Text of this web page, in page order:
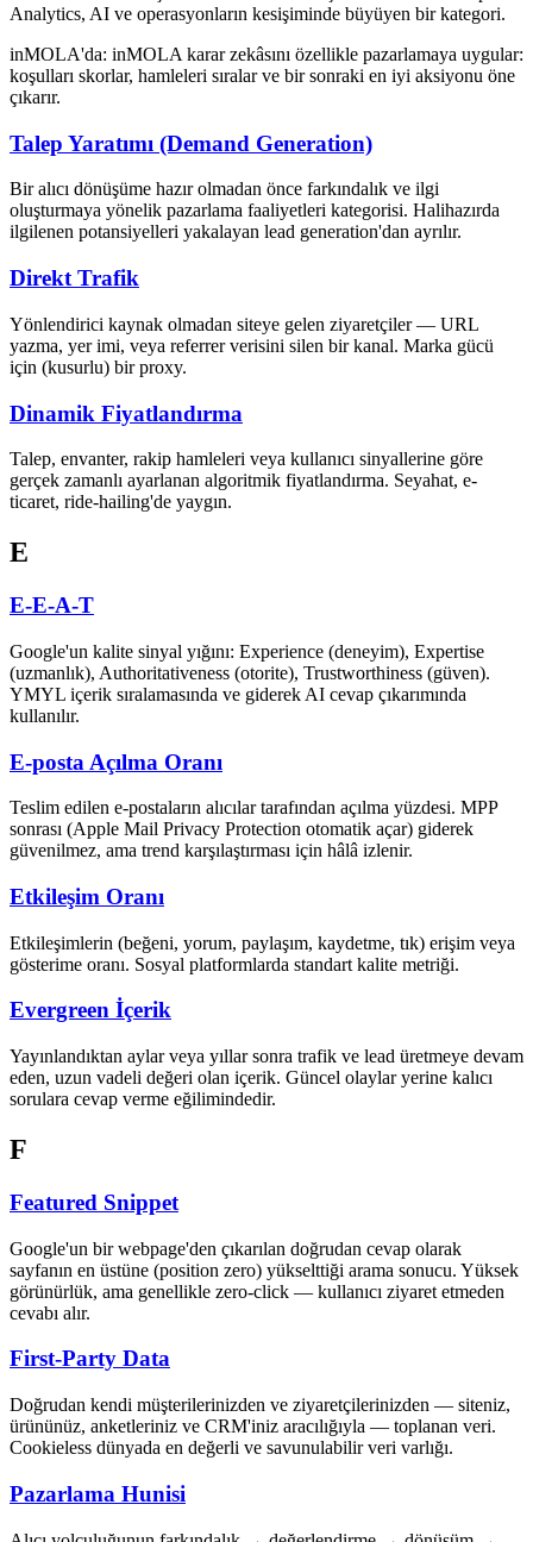
Analytics, AI ve operasyonların kesişiminde büyüyen bir kategori.
inMOLA'da: inMOLA karar zekâsını özellikle pazarlamaya uygular:
koşulları skorlar, hamleleri sıralar ve bir sonraki en iyi aksiyonu öne
çıkarır.
Talep Yaratımı (Demand Generation)
Bir alıcı dönüşüme hazır olmadan önce farkındalık ve ilgi
oluşturmaya yönelik pazarlama faaliyetleri kategorisi. Halihazırda
ilgilenen potansiyelleri yakalayan lead generation'dan ayrılır.
Direkt Trafik
Yönlendirici kaynak olmadan siteye gelen ziyaretçiler — URL
yazma, yer imi, veya referrer verisini silen bir kanal. Marka gücü
için (kusurlu) bir proxy.
Dinamik Fiyatlandırma
Talep, envanter, rakip hamleleri veya kullanıcı sinyallerine göre
gerçek zamanlı ayarlanan algoritmik fiyatlandırma. Seyahat, e-
ticaret, ride-hailing'de yaygın.
E
E-E-A-T
Google'un kalite sinyal yığını: Experience (deneyim), Expertise
(uzmanlık), Authoritativeness (otorite), Trustworthiness (güven).
YMYL içerik sıralamasında ve giderek AI cevap çıkarımında
kullanılır.
E-posta Açılma Oranı
Teslim edilen e-postaların alıcılar tarafından açılma yüzdesi. MPP
sonrası (Apple Mail Privacy Protection otomatik açar) giderek
güvenilmez, ama trend karşılaştırması için hâlâ izlenir.
Etkileşim Oranı
Etkileşimlerin (beğeni, yorum, paylaşım, kaydetme, tık) erişim veya
gösterime oranı. Sosyal platformlarda standart kalite metriği.
Evergreen İçerik
Yayınlandıktan aylar veya yıllar sonra trafik ve lead üretmeye devam
eden, uzun vadeli değeri olan içerik. Güncel olaylar yerine kalıcı
sorulara cevap verme eğilimindedir.
F
Featured Snippet
Google'un bir webpage'den çıkarılan doğrudan cevap olarak
sayfanın en üstüne (position zero) yükselttiği arama sonucu. Yüksek
görünürlük, ama genellikle zero-click — kullanıcı ziyaret etmeden
cevabı alır.
First-Party Data
Doğrudan kendi müşterilerinizden ve ziyaretçilerinizden — siteniz,
ürününüz, anketleriniz ve CRM'iniz aracılığıyla — toplanan veri.
Cookieless dünyada en değerli ve savunulabilir veri varlığı.
Pazarlama Hunisi